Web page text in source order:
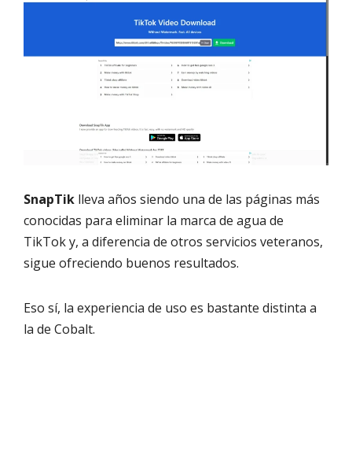
SnapTik lleva años siendo una de las páginas más
conocidas para eliminar la marca de agua de
TikTok y, a diferencia de otros servicios veteranos,
sigue ofreciendo buenos resultados.
Eso sí, la experiencia de uso es bastante distinta a
la de Cobalt.